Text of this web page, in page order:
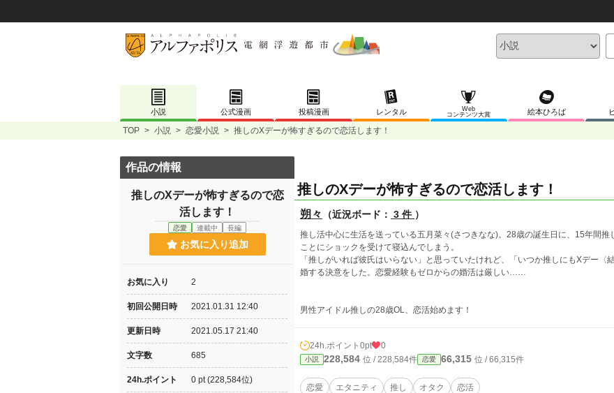
小説 公式漫画 投稿漫画 レンタル
Web
コンテンツ大賞
絵本ひろば
TOP > 小説 > 恋愛小説 > 推しのXデーが怖すぎるので恋活します！
推しのXデーが怖すぎるので恋活します！
朔々 （近況ボード： 3 件 ）
推し活中心に生活を送っている五月菜々(さつきなな)。28歳の誕生日に、15年間
ことにショックを受けて寝込んでしまう。
「推しがいれば彼氏はいらない」と思っていたけれど、「いつか推しにもXデー
婚する決意をした。恋愛経験もゼロからの婚活は厳しい……
男性アイドル推しの28歳OL、恋活始めます！
24h.ポイント 0pt 0
小説 228,584 位 / 228,584件 恋愛 66,315 位 / 66,315件
恋愛 エタニティ 推し オタク 恋活
作品の情報
推しのXデーが怖すぎるので恋
活します！
恋愛 連載中 長編
お気に入り追加
お気に入り 2
初回公開日時 2021.01.31 12:40
更新日時 2021.05.17 21:40
文字数 685
24h.ポイント 0 pt (228,584位)